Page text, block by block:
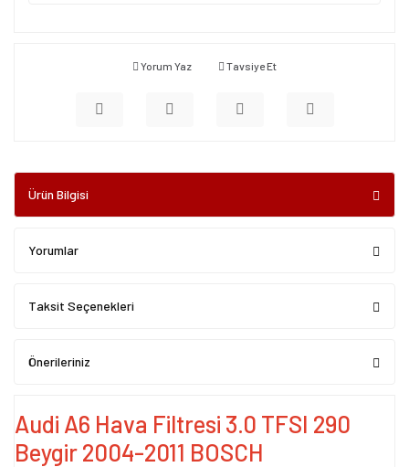
Yorum Yaz Tavsiye Et
Ürün Bilgisi
Yorumlar
Taksit Seçenekleri
Önerileriniz
Audi A6 Hava Filtresi 3.0 TFSI 290
Beygir 2004-2011 BOSCH